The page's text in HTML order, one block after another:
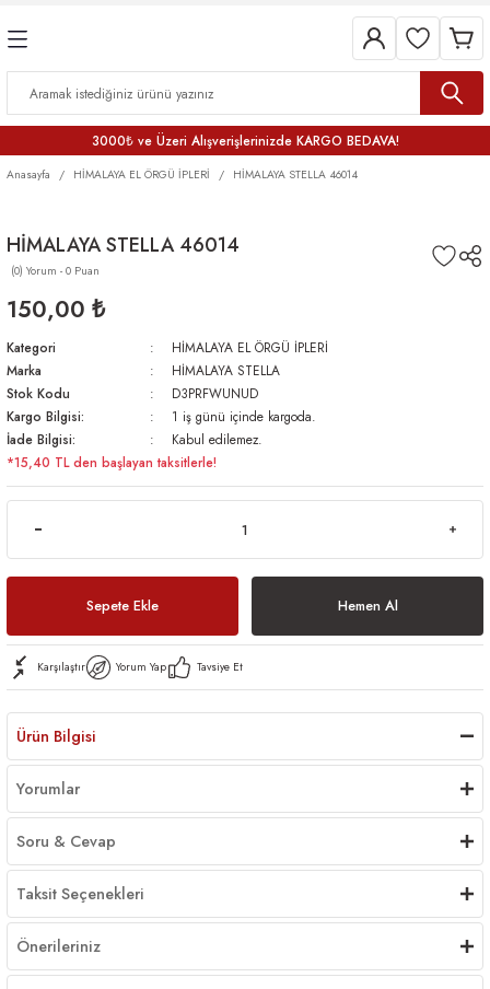
3000₺ ve Üzeri Alışverişlerinizde KARGO BEDAVA!
Anasayfa HİMALAYA EL ÖRGÜ İPLERİ HİMALAYA STELLA 46014
HİMALAYA STELLA 46014
(0) Yorum - 0 Puan
150,00 ₺
Kategori
HİMALAYA EL ÖRGÜ İPLERİ
Marka
HİMALAYA STELLA
Stok Kodu
D3PRFWUNUD
Kargo Bilgisi:
1 iş günü içinde kargoda.
İade Bilgisi:
Kabul edilemez.
*15,40 TL den başlayan taksitlerle!
Sepete Ekle Hemen Al
Karşılaştır Yorum Yap Tavsiye Et
Ürün Bilgisi
Yorumlar
Soru & Cevap
Taksit Seçenekleri
Önerileriniz